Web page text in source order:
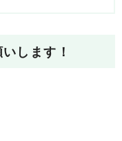
します！